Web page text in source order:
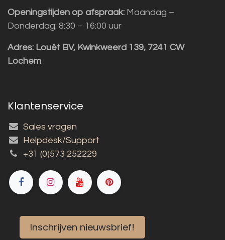
Openingstijden op afspraak: Maandag –
Donderdag: 8:30 – 16:00 uur
Adres: Louët BV, Kwinkweerd 139, 7241 CW
Lochem
Klantenservice
Sales vragen
Helpdesk/Support
+31 (0)573 252229
Inschrijven nieuwsbrief!